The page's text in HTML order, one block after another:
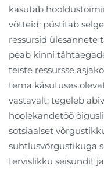
kasutab
võtteid; püstitab
ressursid ülesannete
peab kinni
teiste ressursse
tema käsutuses
vastavalt; tegeleb
hoolekandetöö
sotsiaalset
suhtlusvõrgustikuga
tervislikku seisundit